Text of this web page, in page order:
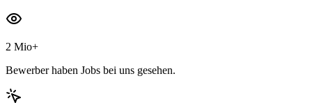
2 Mio+
Bewerber haben Jobs bei uns gesehen.